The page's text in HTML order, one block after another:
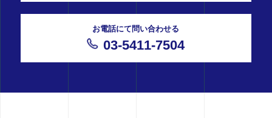
お電話にて問い合わせる
03-5411-7504